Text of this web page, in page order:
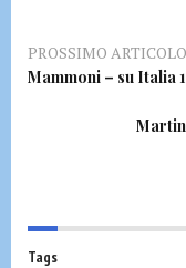
PROSSIMO ARTICOLO
Mammoni – su Italia
Tags